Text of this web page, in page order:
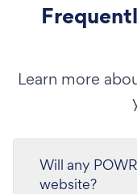
Learn more
Will any
website?